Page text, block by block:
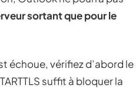
sortant que pour le
échoue, vérifiez d’abord le
suffit à bloquer la